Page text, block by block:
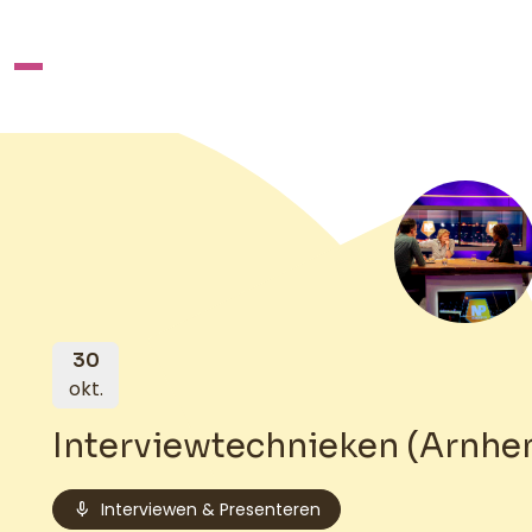
30
okt.
Interviewtechnieken
mic Interviewen & Presenteren